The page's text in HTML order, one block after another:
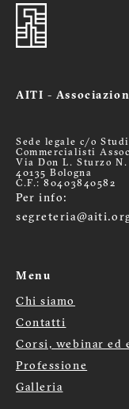
AITI -
Sede legale c/o
Commercialisti
Via Don L. Sturzo
40135 Bologna
C.F.: 80403840582
Per info:
Menu
Menù
footer
Chi siamo
Contatti
Corsi, webinar ed
Professione
Galleria